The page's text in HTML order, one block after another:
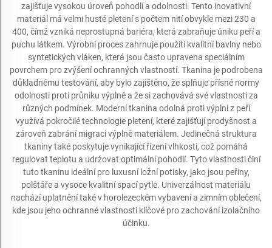
zajišťuje vysokou úroveň pohodlí a odolnosti. Tento inovativní
materiál má velmi husté pletení s počtem nití obvykle mezi 230 a
400, čímž vzniká neprostupná bariéra, která zabraňuje úniku peří a
puchu látkem. Výrobní proces zahrnuje použití kvalitní bavlny nebo
syntetických vláken, která jsou často upravena speciálním
povrchem pro zvýšení ochranných vlastností. Tkanina je podrobena
důkladnému testování, aby bylo zajištěno, že splňuje přísné normy
odolnosti proti průniku výplně a že si zachovává své vlastnosti za
různých podmínek. Moderní tkanina odolná proti výplni z peří
využívá pokročilé technologie pletení, které zajišťují prodyšnost a
zároveň zabrání migraci výplně materiálem. Jedinečná struktura
tkaniny také poskytuje vynikající řízení vlhkosti, což pomáhá
regulovat teplotu a udržovat optimální pohodlí. Tyto vlastnosti činí
tuto tkaninu ideální pro luxusní ložní potisky, jako jsou peřiny,
polštáře a vysoce kvalitní spací pytle. Univerzálnost materiálu
nachází uplatnění také v horolezeckém vybavení a zimním oblečení,
kde jsou jeho ochranné vlastnosti klíčové pro zachování izolačního
účinku.